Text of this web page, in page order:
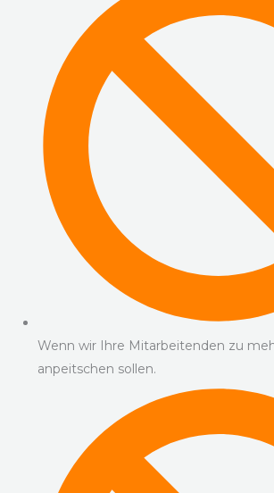
Wenn wir Ihre Mitarbeitenden zu
anpeitschen sollen.